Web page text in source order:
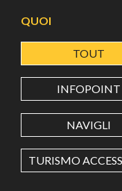
LATITUDE
LONGITUDE
Value in decimal
QUOI
TOUT
INFOPOINT
NAVIGLI
TURISMO